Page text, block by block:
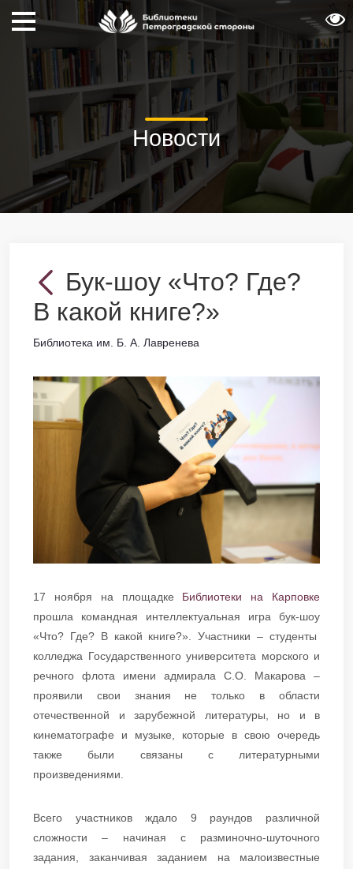
Новости
Бук-шоу «Что? Где?
В какой книге?»
Библиотека им. Б. А. Лавренева
17 ноября на площадке Библиотеки на Карповке
прошла командная интеллектуальная игра бук-шоу
«Что? Где? В какой книге?». Участники – студенты
колледжа Государственного университета морского и
речного флота имени адмирала С.О. Макарова –
проявили свои знания не только в области
отечественной и зарубежной литературы, но и в
кинематографе и музыке, которые в свою очередь
также были связаны с литературными
произведениями.
Всего участников ждало 9 раундов различной
сложности – начиная с разминочно-шуточного
задания, заканчивая заданием на малоизвестные